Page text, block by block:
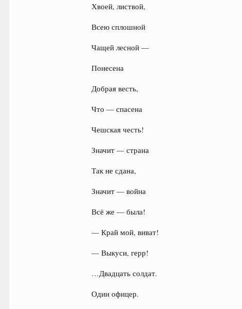
Хвоей, листвой,
Всею сплошной
Чащей лесной —
Понесена
Добрая весть,
Что — спасена
Чешская честь!
Значит — страна
Так не сдана,
Значит — война
Всё же — была!
— Край мой, виват!
— Выкуси, герр!
…Двадцать солдат.
Один офицер.